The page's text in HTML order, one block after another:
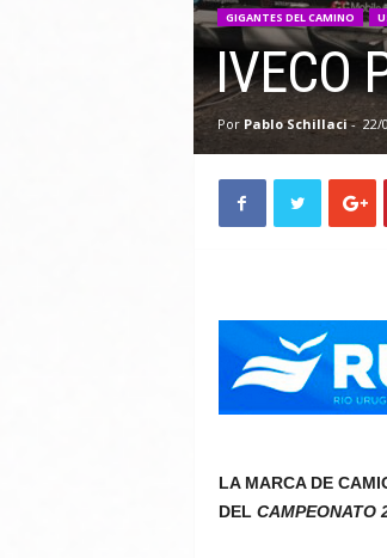
GIGANTES DEL CAMINO
IVECO
Por Pablo Schillaci- 22/
LA MARCA DE
DEL CAMPEONATO